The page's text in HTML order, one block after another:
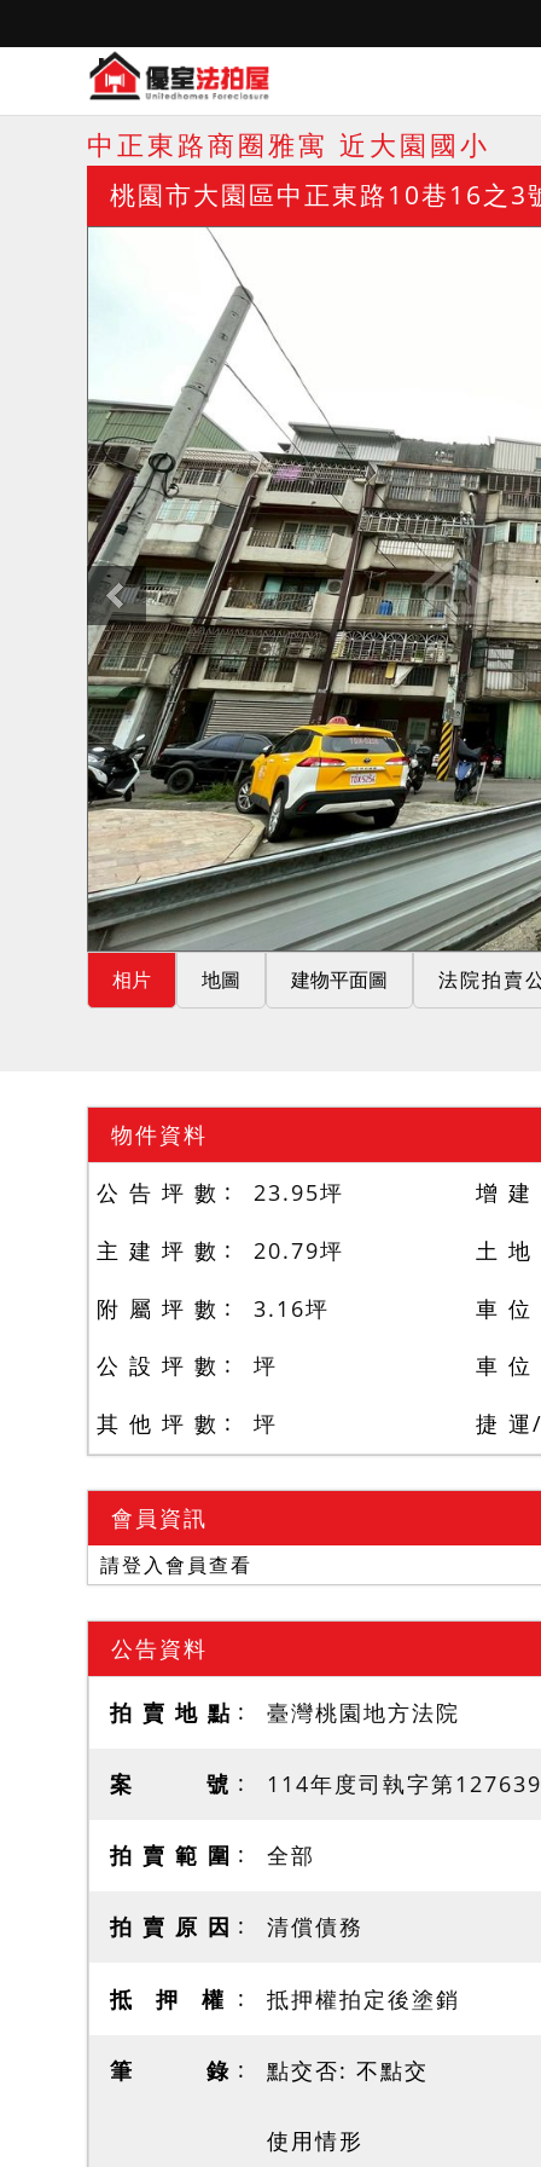
中正東路商圈雅寓 近大園國小
桃園市大園區中正東路10巷16之3
相片 地圖 建物平面圖 法院拍賣
物件資料
公 告 坪 數
23.95坪
主 建 坪 數
20.79坪
附 屬 坪 數
3.16坪
公 設 坪 數
坪
其 他 坪 數
坪
增 建
土 地
車 位
車 位
捷 運
會員資訊
請登入會員查看
公告資料
拍 賣 地 點 臺灣桃園地方法院
案 號 114年度司執字第
拍 賣 範 圍 全部
拍 賣 原 因 清償債務
抵 押 權 抵押權拍定後塗銷
筆 錄 點交否: 不點交
使用情形